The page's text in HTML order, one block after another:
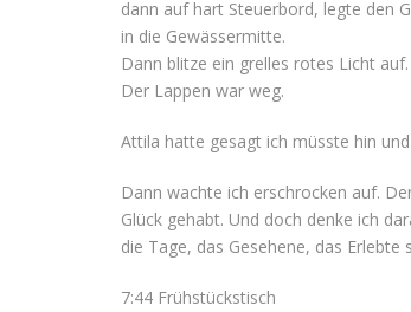
dann auf hart Steuerbord, legte den
in die Gewässermitte.
Dann blitze ein grelles rotes Licht
Der Lappen war weg.
Attila hatte gesagt ich müsste hin
Dann wachte ich erschrocken auf.
Glück gehabt. Und doch denke ich
die Tage, das Gesehene, das Erlebte
7:44 Frühstückstisch